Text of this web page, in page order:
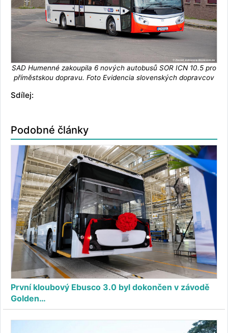
SAD Humenné zakoupila 6 nových autobusů SOR ICN 10.5 pro
příměstskou dopravu. Foto Evidencia slovenských dopravcov
Sdílej:
Podobné články
První kloubový Ebusco 3.0 byl dokončen v závodě
Golden…